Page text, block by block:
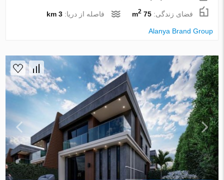
فضای زندگی:75 m
2 فاصله از دریا:3 km
Alanya Brand Group